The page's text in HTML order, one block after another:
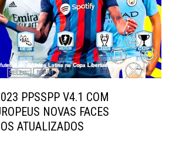
PPSSPP V4.1 COM
NOVAS FACES
ATUALIZADOS